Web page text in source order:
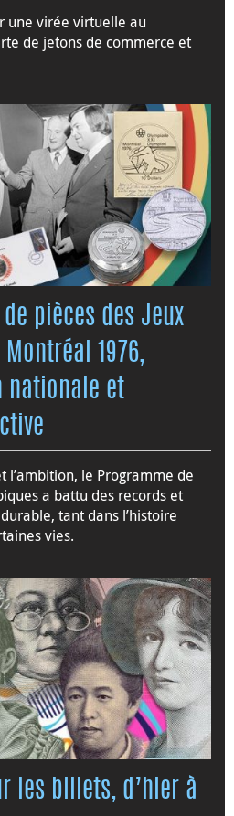
une virée virtuelle au
de jetons de commerce et
pièces des Jeux
1976,
nationale et
l’ambition, le Programme de
a battu des records et
tant dans l’histoire
vies.
les billets, d’hier à